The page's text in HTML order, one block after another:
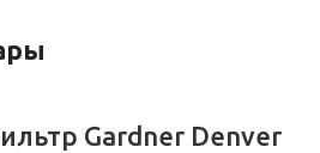
Gardner Denver